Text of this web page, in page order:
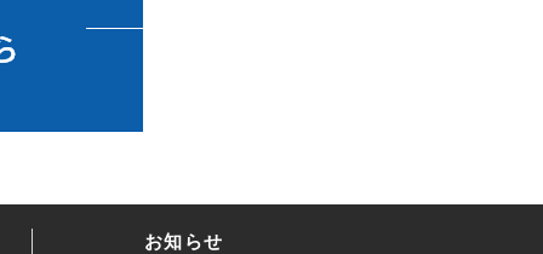
お知らせ